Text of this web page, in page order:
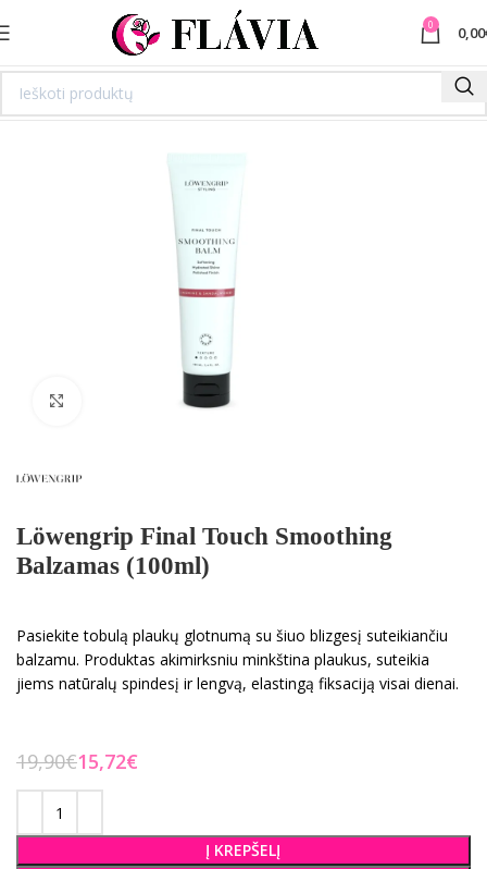
0 0,00
Spustelėkite norėdami padidinti
Löwengrip Final Touch Smoothing
Balzamas (100ml)
Pasiekite tobulą plaukų glotnumą su šiuo blizgesį suteikiančiu
balzamu. Produktas akimirksniu minkština plaukus, suteikia
jiems natūralų spindesį ir lengvą, elastingą fiksaciją visai dienai.
19,90€15,72€
Į KREPŠELĮ